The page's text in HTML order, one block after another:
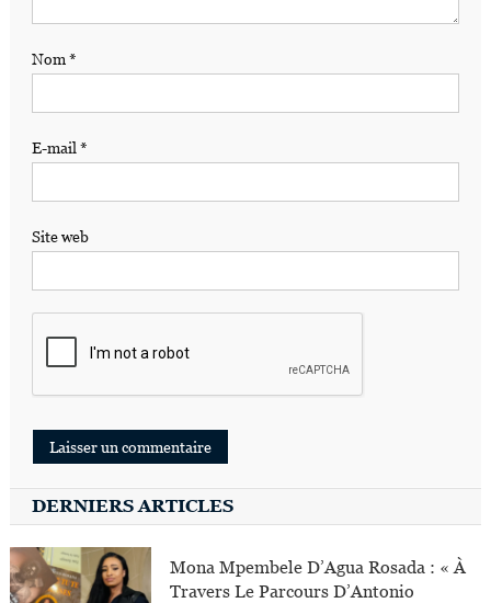
Nom*
E-mail *
Site web
DERNIERS ARTICLES
Mona Mpembele D’Agua Rosada : « À
Travers Le Parcours D’Antonio